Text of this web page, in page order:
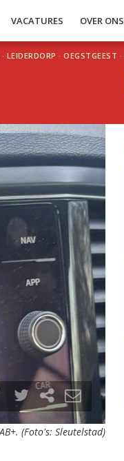
VACATURES OVER ONS
· LEIDERDORP · OEGSTGEEST ·
(Foto's: Sleutelstad)